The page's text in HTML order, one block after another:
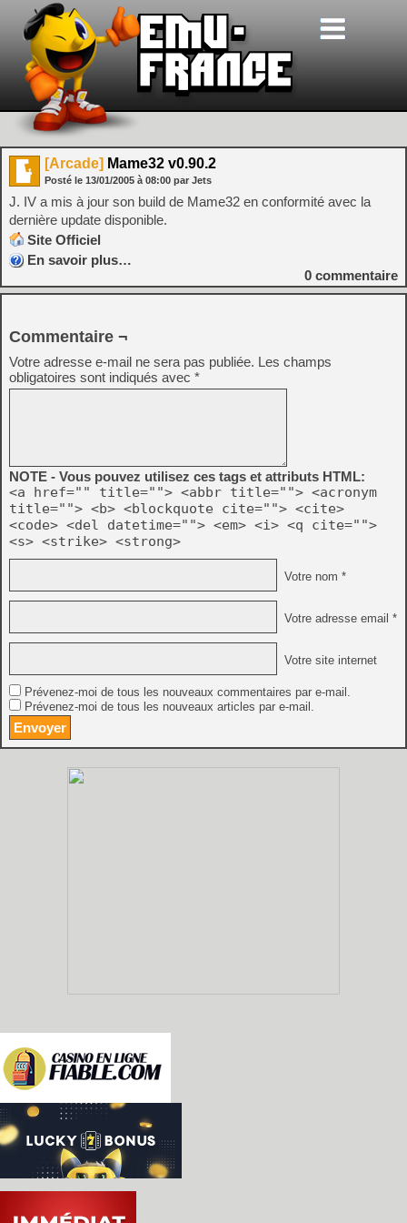
[Arcade] Mame32 v0.90.2
Posté le 13/01/2005 à 08:00 par Jets
J. IV a mis à jour son build de Mame32 en conformité avec la
dernière update disponible.
Site Officiel
En savoir plus…
0 commentaire
Commentaire ¬
Votre adresse e-mail ne sera pas publiée. Les champs
obligatoires sont indiqués avec *
NOTE - Vous pouvez utilisez ces tags et attributs HTML:
<a href="" title=""> <abbr title=""> <acronym
title=""> <b> <blockquote cite=""> <cite>
<code> <del datetime=""> <em> <i> <q cite="">
<s> <strike> <strong>
Votre nom *
Votre adresse email *
Votre site internet
Prévenez-moi de tous les nouveaux commentaires par e-mail.
Prévenez-moi de tous les nouveaux articles par e-mail.